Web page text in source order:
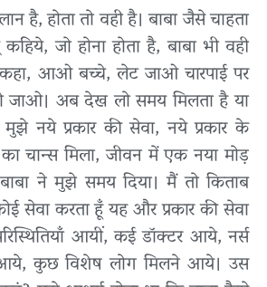
है, होता तो वही है। बाबा जैसे चाहता
जो होना होता है, बाबा भी वही
कहा, आओ बच्चे, लेट जाओ चारपाई पर
जाओ। अब देख लो समय मिलता है या
नये प्रकार की सेवा, नये प्रकार के
चान्स मिला, जीवन में एक नया मोड़
ने मुझे समय दिया। मैं तो किताब
सेवा करता हूँ यह और प्रकार की सेवा
आयीं, कई डॉक्टर आये, नर्स
कुछ विशेष लोग मिलने आये। उस